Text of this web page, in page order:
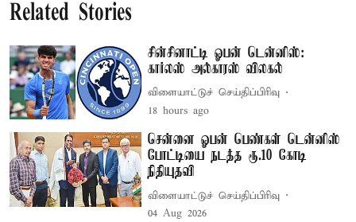
Related Stories
சின்சினாட்டி ஓபன் டென்னிஸ்:
கார்லஸ் அல்காரஸ் விலகல்
விளையாட்டுச் செய்திப்பிரிவு
18 hours ago
சென்னை ஓபன் பெண்கள் டென்னிஸ்
போட்டியை நடத்த ரூ.10 கோடி
நிதியுதவி
விளையாட்டுச் செய்திப்பிரிவு
04 Aug 2026